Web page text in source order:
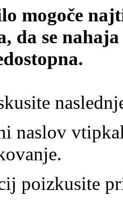
mogoče
da se
naslov
poizkusite